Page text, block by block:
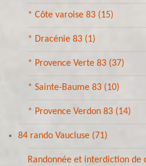
* Côte varoise 83 (15)
* Dracénie 83 (1)
* Provence Verte 83 (37)
* Sainte-Baume 83 (10)
* Provence Verdon 83 (14)
84 rando Vaucluse (71)
Randonnée et interdiction de